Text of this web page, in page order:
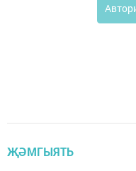
ҖӘМГЫЯТЬ